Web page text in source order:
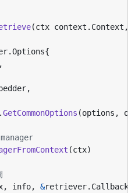
(ctx context . Context ,
.Options{
,
,
.GetCommonOptions (options ,
(ctx)
, info, &retriever.